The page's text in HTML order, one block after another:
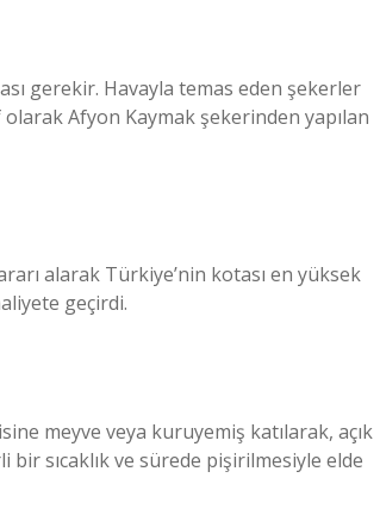
gerekir. Havayla temas eden şekerler
Afyon Kaymak şekerinden yapılan
alarak Türkiye’nin kotası en yüksek
geçirdi.
meyve veya kuruyemiş katılarak, açık
sıcaklık ve sürede pişirilmesiyle elde